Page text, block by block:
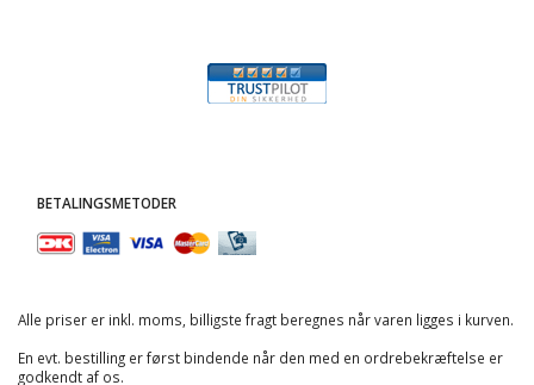
BETALINGSMETODER
Alle priser er inkl. moms, billigste fragt beregnes når varen ligges i kurven.
En evt. bestilling er først bindende når den med en ordrebekræftelse er
godkendt af os.